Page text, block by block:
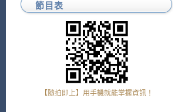
節目表
【隨拍即上】用手機就能掌握資訊！